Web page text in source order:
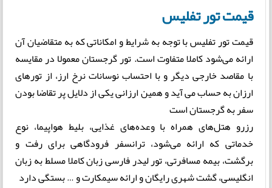
قیمت تور تفلیس
قیمت تور تفلیس با توجه به شرایط و امکاناتی که به متقاضیان آن
ارائه می‌شود کاملا متفاوت است. تور گرجستان معمولا در مقایسه
با مقاصد خارجی دیگر و با احتساب نوسانات نرخ ارز، از تورهای
ارزان به حساب می آید و همین ارزانی یکی از دلایل پر تقاضا بودن
سفر به گرجستان است
رزرو هتل‌های همراه با وعده‌های غذایی، بلیط هواپیما، نوع
خدماتی که ارائه می‌شود، ترانسفر فرودگاهی برای رفت و
برگشت، بیمه مسافرتی، تور لیدر فارسی زبان کاملا مسلط به زبان
انگلیسی، گشت شهری رایگان و ارائه سیمکارت و … بستگی دارد